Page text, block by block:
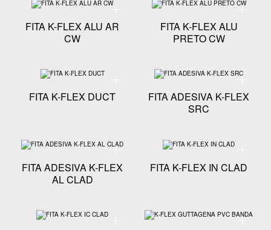
FITA K-FLEX ALU AR
CW
Especificação técnica - FITA K-FLEX ALU AR CW
FITA K-FLEX ALU
PRETO CW
FITA K-FLEX DUCT
Especificação técnica - FITA K-FLEX DUCT
FITA ADESIVA K-FLEX
SRC
FITA ADESIVA K-FLEX
AL CLAD
Especificação técnica - FITA ADESIVA K-FLEX AL
FITA K-FLEX IN CLAD
Especificação técnica - FITA K-FLEX IC CLAD